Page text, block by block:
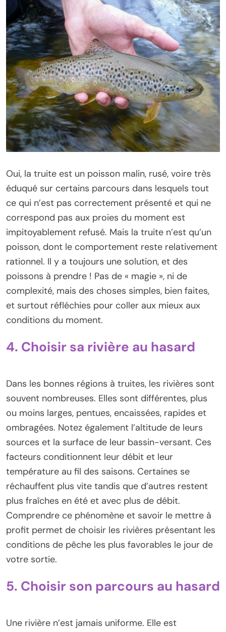
Oui, la truite est un poisson malin, rusé, voire très
éduqué sur certains parcours dans lesquels tout
ce qui n’est pas correctement présenté et qui ne
correspond pas aux proies du moment est
impitoyablement refusé. Mais la truite n’est qu’un
poisson, dont le comportement reste relativement
rationnel. Il y a toujours une solution, et des
poissons à prendre ! Pas de « magie », ni de
complexité, mais des choses simples, bien faites,
et surtout réfléchies pour coller aux mieux aux
conditions du moment.
4. Choisir sa rivière au hasard
Dans les bonnes régions à truites, les rivières sont
souvent nombreuses. Elles sont différentes, plus
ou moins larges, pentues, encaissées, rapides et
ombragées. Notez également l’altitude de leurs
sources et la surface de leur bassin-versant. Ces
facteurs conditionnent leur débit et leur
température au fil des saisons. Certaines se
réchauffent plus vite tandis que d’autres restent
plus fraîches en été et avec plus de débit.
Comprendre ce phénomène et savoir le mettre à
profit permet de choisir les rivières présentant les
conditions de pêche les plus favorables le jour de
votre sortie.
5. Choisir son parcours au hasard
Une rivière n’est jamais uniforme. Elle est